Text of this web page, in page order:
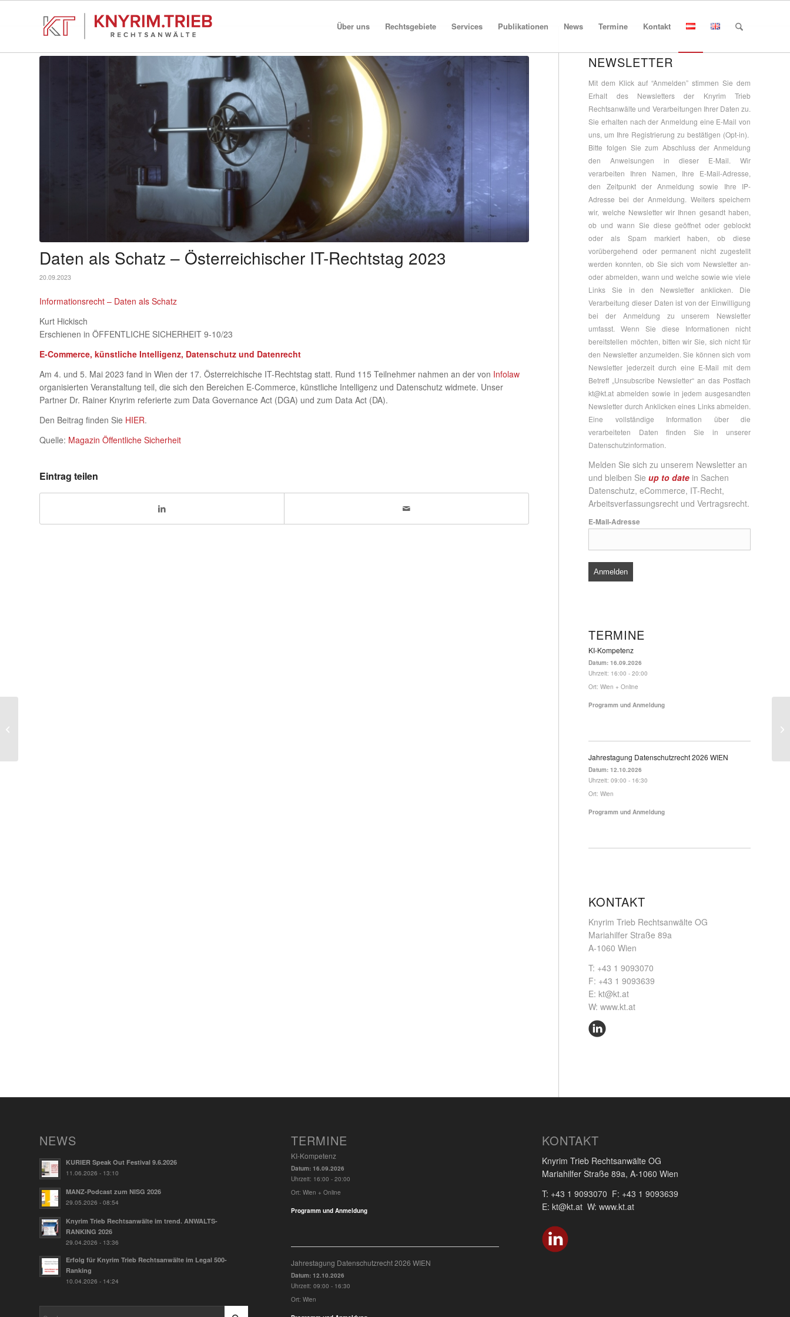
Über uns Rechtsgebiete Services Publikationen News Termine Kontakt
Daten als Schatz – Österreichischer IT-Rechtstag 2023
20.09.2023
Informationsrecht – Daten als Schatz
Kurt Hickisch
Erschienen in ÖFFENTLICHE SICHERHEIT 9-10/23
E-Commerce, künstliche Intelligenz, Datenschutz und Datenrecht
Am 4. und 5. Mai 2023 fand in Wien der 17. Österreichische IT-Rechtstag statt. Rund 115 Teilnehmer nahmen an der von Infolaw
organisierten Veranstaltung teil, die sich den Bereichen E-Commerce, künstliche Intelligenz und Datenschutz widmete. Unser
Partner Dr. Rainer Knyrim referierte zum Data Governance Act (DGA) und zum Data Act (DA).
Den Beitrag finden Sie HIER.
Quelle: Magazin Öffentliche Sicherheit
Eintrag teilen
NEWSLETTER
Mit dem Klick auf “Anmelden” stimmen Sie dem
Erhalt des Newsletters der Knyrim Trieb
Rechtsanwälte und Verarbeitungen Ihrer Daten zu.
Sie erhalten nach der Anmeldung eine E-Mail von
uns, um Ihre Registrierung zu bestätigen (Opt-in).
Bitte folgen Sie zum Abschluss der Anmeldung
den Anweisungen in dieser E-Mail. Wir
verarbeiten Ihren Namen, Ihre E-Mail-Adresse,
den Zeitpunkt der Anmeldung sowie Ihre IP-
Adresse bei der Anmeldung. Weiters speichern
wir, welche Newsletter wir Ihnen gesandt haben,
ob und wann Sie diese geöffnet oder geblockt
oder als Spam markiert haben, ob diese
vorübergehend oder permanent nicht zugestellt
werden konnten, ob Sie sich vom Newsletter an-
oder abmelden, wann und welche sowie wie viele
Links Sie in den Newsletter anklicken. Die
Verarbeitung dieser Daten ist von der Einwilligung
bei der Anmeldung zu unserem Newsletter
umfasst. Wenn Sie diese Informationen nicht
bereitstellen möchten, bitten wir Sie, sich nicht für
den Newsletter anzumelden. Sie können sich vom
Newsletter jederzeit durch eine E-Mail mit dem
Betreff „Unsubscribe Newsletter“ an das Postfach
kt@kt.at abmelden sowie in jedem ausgesandten
Newsletter durch Anklicken eines Links abmelden.
Eine vollständige Information über die
verarbeiteten Daten finden Sie in unserer
Datenschutzinformation.
Melden Sie sich zu unserem Newsletter an
und bleiben Sieup to date in Sachen
Datenschutz, eCommerce, IT-Recht,
Arbeitsverfassungsrecht und Vertragsrecht.
E-Mail-Adresse
TERMINE
KI-Kompetenz
Datum:16.09.2026
Uhrzeit: 16:00 - 20:00
Ort:Wien + Online
Programm und Anmeldung
Jahrestagung Datenschutzrecht 2026 WIEN
Datum:12.10.2026
Uhrzeit:09:00 - 16:30
Ort:Wien
Programm und Anmeldung
KONTAKT
Knyrim Trieb Rechtsanwälte OG
Mariahilfer Straße 89a
A-1060 Wien
T: +43 1 9093070
F: +43 1 9093639
E: kt@kt.at
W:www.kt.at
NEWS
KURIER Speak Out Festival 9.6.2026
11.06.2026 - 13:10
MANZ-Podcast zum NISG 2026
29.05.2026 - 08:54
Knyrim Trieb Rechtsanwälte im trend. ANWALTS-
RANKING 2026
29.04.2026 - 13:36
Erfolg für Knyrim Trieb Rechtsanwälte im Legal 500-
Ranking
10.04.2026 - 14:24
TERMINE
KI-Kompetenz
Datum: 16.09.2026
Uhrzeit: 16:00 - 20:00
Ort: Wien + Online
Programm und Anmeldung
Jahrestagung Datenschutzrecht 2026 WIEN
Datum: 12.10.2026
Uhrzeit: 09:00 - 16:30
Ort: Wien
KONTAKT
Knyrim Trieb Rechtsanwälte OG
Mariahilfer Straße 89a, A-1060 Wien
T: +43 1 9093070 F: +43 1 9093639
E: kt@kt.at W: www.kt.at